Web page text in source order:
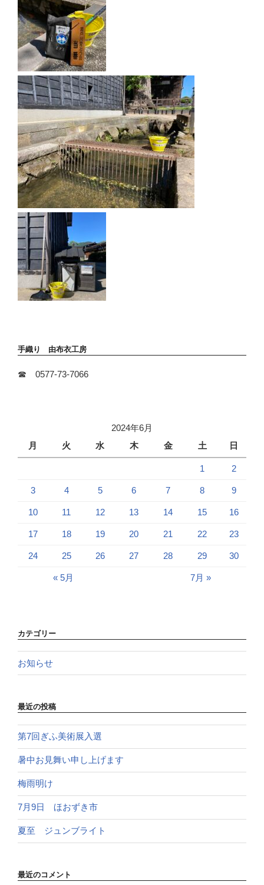
手織り 由布衣工房
☎ 0577-73-7066
2024年6月
月
火 水 木 金 土 日
1 2
3 4 5 6 7 8 9
10 11 12 13 14 15 16
17 18 19 20 21 22 23
24 25 26 27 28 29 30
« 5月 7月 »
カテゴリー
お知らせ
最近の投稿
第7回ぎふ美術展入選
暑中お見舞い申し上げます
梅雨明け
7月9日 ほおずき市
夏至 ジュンブライト
最近のコメント